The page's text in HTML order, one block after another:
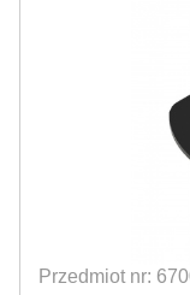
Przedmiot nr: